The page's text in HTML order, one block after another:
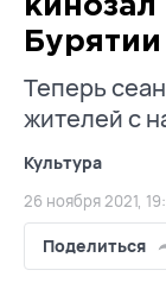
Бурятии
Теперь
жителей с
Культура
26 ноября 2021,
Поделиться